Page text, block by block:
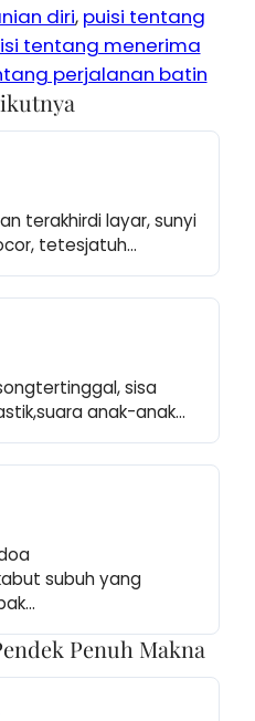
diri, puisi tentang
tentang menerima
perjalanan batin
terakhirdi layar, sunyi
tetesjatuh…
sisa
anak-anak…
subuh yang
Penuh Makna